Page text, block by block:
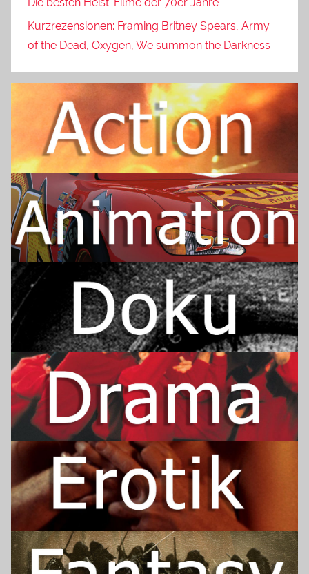
Kurzrezensionen: Framing Britney Spears, Army
of the Dead, Oxygen, We summon the Darkness